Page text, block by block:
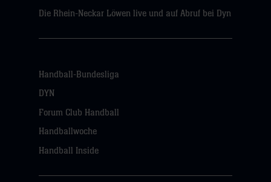
Die Rhein-Neckar Löwen live und auf Abruf bei Dyn
Handball-Bundesliga
DYN
Forum Club Handball
Handballwoche
Handball Inside